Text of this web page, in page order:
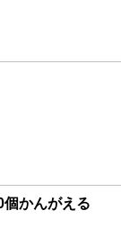
かんがえる